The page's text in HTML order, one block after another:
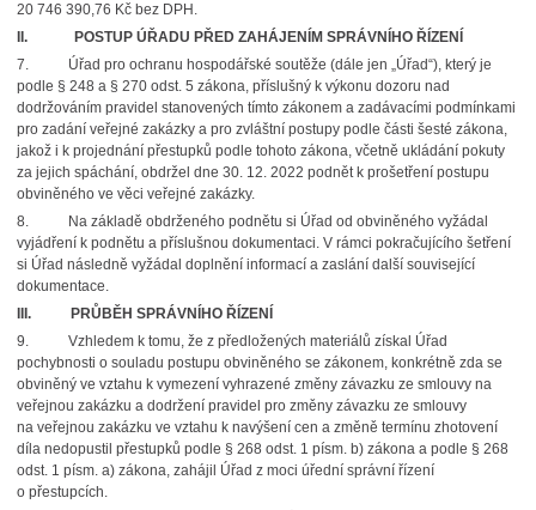
20 746 390,76 Kč bez DPH.
II.
POSTUP ÚŘADU PŘED ZAHÁJENÍM SPRÁVNÍHO ŘÍZENÍ
7. Úřad pro ochranu hospodářské soutěže (dále jen „Úřad“), který je
podle § 248 a § 270 odst. 5 zákona, příslušný k výkonu dozoru nad
dodržováním pravidel stanovených tímto zákonem a zadávacími podmínkami
pro zadání veřejné zakázky a pro zvláštní postupy podle části šesté zákona,
jakož i k projednání přestupků podle tohoto zákona, včetně ukládání pokuty
za jejich spáchání, obdržel dne 30. 12. 2022 podnět k prošetření postupu
obviněného ve věci veřejné zakázky.
8. Na základě obdrženého podnětu si Úřad od obviněného vyžádal
vyjádření k podnětu a příslušnou dokumentaci. V rámci pokračujícího šetření
si Úřad následně vyžádal doplnění informací a zaslání další související
dokumentace.
III.
PRŮBĚH SPRÁVNÍHO ŘÍZENÍ
9. Vzhledem k tomu, že z předložených materiálů získal Úřad
pochybnosti o souladu postupu obviněného se zákonem, konkrétně zda se
obviněný ve vztahu k vymezení vyhrazené změny závazku ze smlouvy na
veřejnou zakázku a dodržení pravidel pro změny závazku ze smlouvy
na veřejnou zakázku ve vztahu k navýšení cen a změně termínu zhotovení
díla nedopustil přestupků podle § 268 odst. 1 písm. b) zákona a podle § 268
odst. 1 písm. a) zákona, zahájil Úřad z moci úřední správní řízení
o přestupcích.